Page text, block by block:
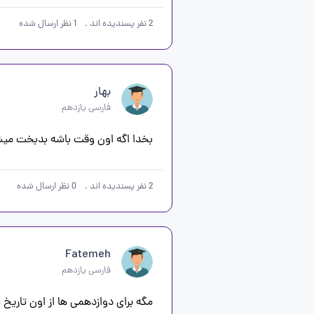
2نفر پسندیده اند .
1نظر ارسال شده
بهار
فارسی یازدهم
بخدا اگه اون وقت باشه بدبخت
2نفر پسندیده اند .
0نظر ارسال شده
Fatemeh
فارسی یازدهم
مگه برای دوازدهمی ها از اون